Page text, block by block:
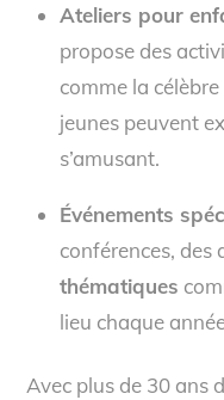
Ateliers pour
propose des
comme la célèbre
jeunes peuvent
s’amusant.
Événements
conférences, des
thématiques
lieu chaque
Avec plus de 30 ans